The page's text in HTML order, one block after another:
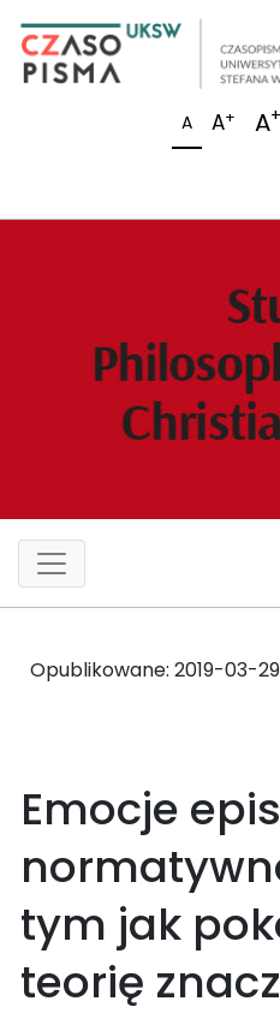
A A+ A
Opublikowane: 2019-03-29
Emocje
tym jak
teorię